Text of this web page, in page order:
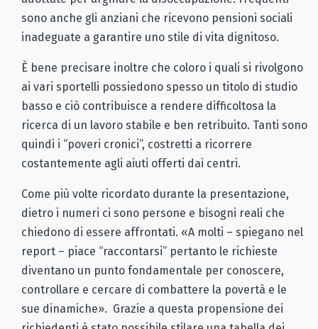
sono anche gli anziani che ricevono pensioni sociali
inadeguate a garantire uno stile di vita dignitoso.
È bene precisare inoltre che coloro i quali si rivolgono
ai vari sportelli possiedono spesso un titolo di studio
basso e ciò contribuisce a rendere difficoltosa la
ricerca di un lavoro stabile e ben retribuito. Tanti sono
quindi i “poveri cronici”, costretti a ricorrere
costantemente agli aiuti offerti dai centri.
Come più volte ricordato durante la presentazione,
dietro i numeri ci sono persone e bisogni reali che
chiedono di essere affrontati. «A molti – spiegano nel
report – piace “raccontarsi” pertanto le richieste
diventano un punto fondamentale per conoscere,
controllare e cercare di combattere la povertà e le
sue dinamiche». Grazie a questa propensione dei